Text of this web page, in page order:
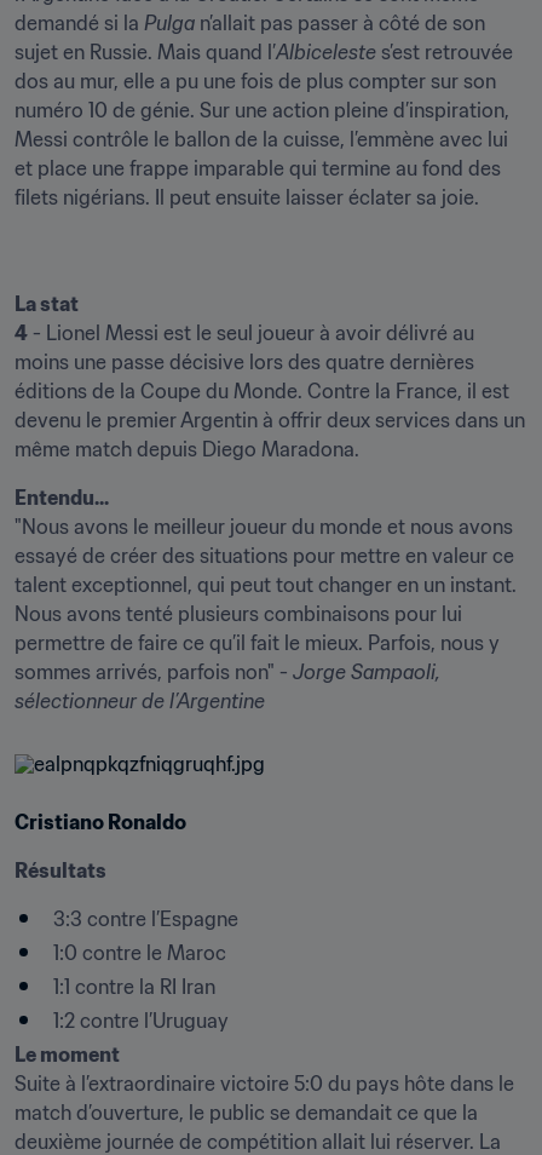
demandé si la Pulga n’allait pas passer à côté de son
sujet en Russie. Mais quand l’Albiceleste s’est retrouvée
dos au mur, elle a pu une fois de plus compter sur son
numéro 10 de génie. Sur une action pleine d’inspiration,
Messi contrôle le ballon de la cuisse, l’emmène avec lui
et place une frappe imparable qui termine au fond des
filets nigérians. Il peut ensuite laisser éclater sa joie.
La stat
4 - Lionel Messi est le seul joueur à avoir délivré au
moins une passe décisive lors des quatre dernières
éditions de la Coupe du Monde. Contre la France, il est
devenu le premier Argentin à offrir deux services dans un
même match depuis Diego Maradona.
Entendu...
"Nous avons le meilleur joueur du monde et nous avons
essayé de créer des situations pour mettre en valeur ce
talent exceptionnel, qui peut tout changer en un instant.
Nous avons tenté plusieurs combinaisons pour lui
permettre de faire ce qu’il fait le mieux. Parfois, nous y
sommes arrivés, parfois non" - Jorge Sampaoli,
sélectionneur de l’Argentine
Cristiano Ronaldo
Résultats
3:3 contre l’Espagne
1:0 contre le Maroc
1:1 contre la RI Iran
1:2 contre l’Uruguay
Le moment
Suite à l’extraordinaire victoire 5:0 du pays hôte dans le
match d’ouverture, le public se demandait ce que la
deuxième journée de compétition allait lui réserver. La